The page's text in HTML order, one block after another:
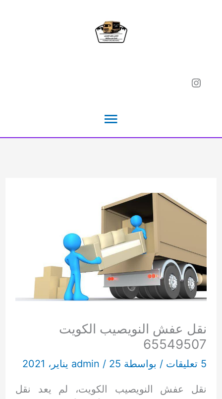
القائمة
Instagram
نقل عفش النويصيب الكويت
65549507
5 تعليقات / بواسطة admin / 25 يناير، 2021
نقل عفش النويصيب الكويت، لم يعد نقل